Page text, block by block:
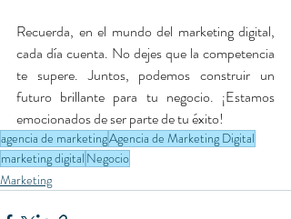
Recuerda, en el mundo del marketing digital,
cada día cuenta. No dejes que la competencia
te supere. Juntos, podemos construir un
futuro brillante para tu negocio. ¡Estamos
emocionados de ser parte de tu éxito!
agencia de marketingAgencia de Marketing Digital
marketing digital Negocio
Marketing